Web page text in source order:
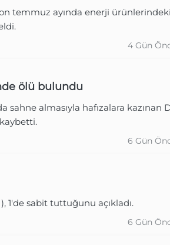
temmuz ayında enerji
4 Gün
ölü bulundu
sahne almasıyla hafızalara kazınan
kaybetti.
6 Gün
1'de sabit tuttuğunu açıkladı.
6 Gün